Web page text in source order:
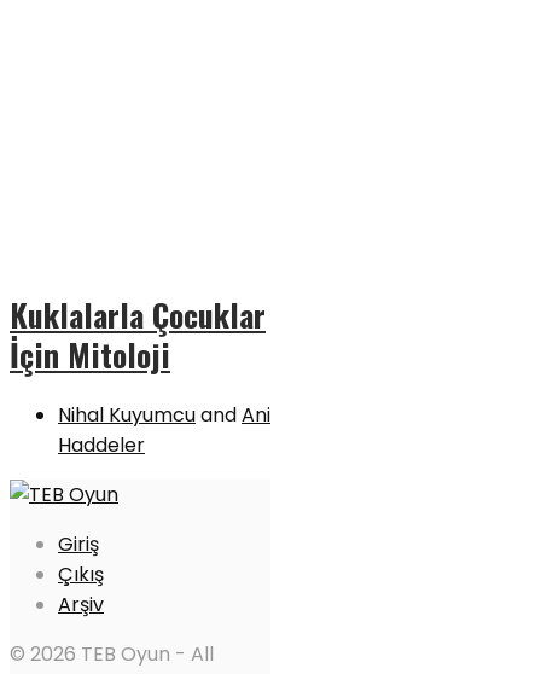
Kuklalarla Çocuklar
İçin Mitoloji
Nihal KuyumcuandAni
Haddeler
Giriş
Çıkış
Arşiv
© 2026 TEB Oyun - All